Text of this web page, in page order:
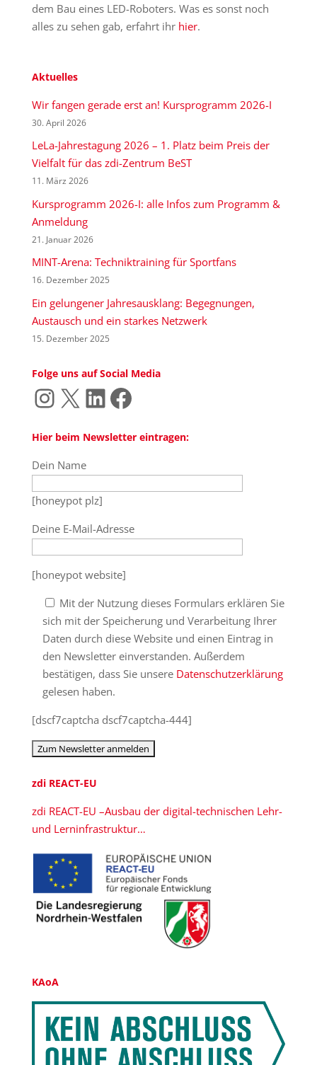
dem Bau eines LED-Roboters. Was es sonst noch
alles zu sehen gab, erfahrt ihr hier.
Aktuelles
Wir fangen gerade erst an! Kursprogramm 2026-I
30. April 2026
LeLa-Jahrestagung 2026 – 1. Platz beim Preis der
Vielfalt für das zdi-Zentrum BeST
11. März 2026
Kursprogramm 2026-I: alle Infos zum Programm &
Anmeldung
21. Januar 2026
MINT-Arena: Techniktraining für Sportfans
16. Dezember 2025
Ein gelungener Jahresausklang: Begegnungen,
Austausch und ein starkes Netzwerk
15. Dezember 2025
Folge uns auf Social Media
Instagram
X LinkedIn
Facebook
Hier beim Newsletter eintragen:
Dein Name
[honeypot plz]
Deine E-Mail-Adresse
[honeypot website]
Mit der Nutzung dieses Formulars erklären Sie
sich mit der Speicherung und Verarbeitung Ihrer
Daten durch diese Website und einen Eintrag in
den Newsletter einverstanden. Außerdem
bestätigen, dass Sie unsere Datenschutzerklärung
gelesen haben.
[dscf7captcha dscf7captcha-444]
zdi REACT-EU
zdi REACT-EU –Ausbau der digital-technischen Lehr-
und Lerninfrastruktur…
KAoA